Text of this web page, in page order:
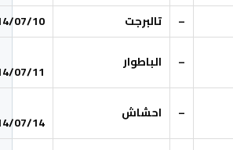
– تالبرجت
07/10
– الباطوار
07/11
– احشاش
07/14